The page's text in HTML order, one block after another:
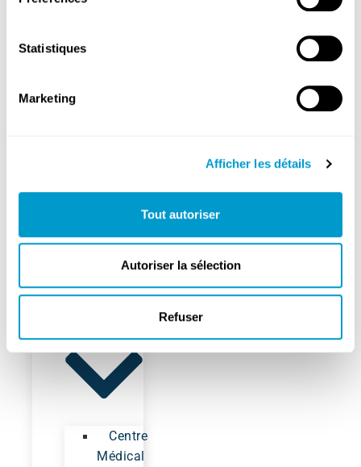
Statistiques
Marketing
Afficher les détails
Tout autoriser
Autoriser la sélection
Refuser
FixMyStreet
Gestion
déchets
Centre
Médical